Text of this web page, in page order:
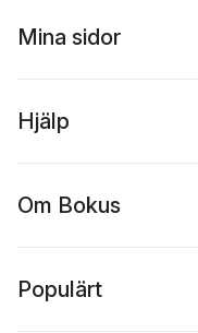
Mina sidor
Hjälp
Om Bokus
Populärt